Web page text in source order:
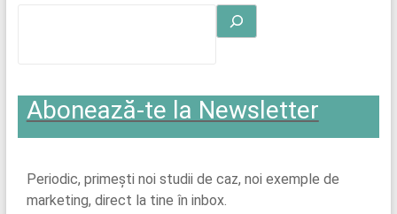
Abonează-te la Newsletter
Periodic, primești noi studii de caz, noi exemple de
marketing, direct la tine în inbox.